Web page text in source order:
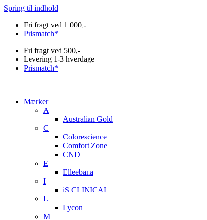
Spring til indhold
Fri fragt ved 1.000,-
Prismatch*
Fri fragt ved 500,-
Levering 1-3 hverdage
Prismatch*
Mærker
A
Australian Gold
C
Colorescience
Comfort Zone
CND
E
Elleebana
I
iS CLINICAL
L
Lycon
M